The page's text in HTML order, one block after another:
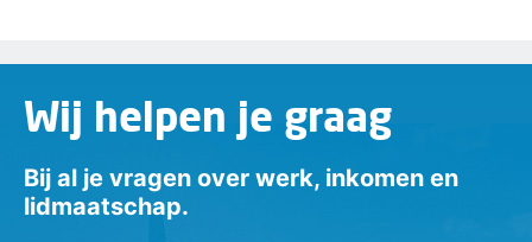
Wij helpen je graag
Bij al je vragen over werk, inkomen en
lidmaatschap.